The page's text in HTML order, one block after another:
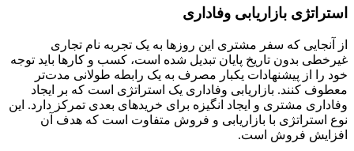
استراتژی بازاریابی وفاداری
از آنجایی که سفر مشتری این روزها به یک تجربه نام تجاری
غیرخطی بدون تاریخ پایان تبدیل شده است، کسب و کارها باید توجه
خود را از پیشنهادات یکبار مصرف به یک رابطه طولانی مدت‌تر
معطوف کنند. بازاریابی وفاداری یک استراتژی است که بر ایجاد
وفاداری مشتری و ایجاد انگیزه برای خریدهای بعدی تمرکز دارد. این
نوع استراتژی با بازاریابی و فروش متفاوت است که هدف آن
افزایش فروش است.